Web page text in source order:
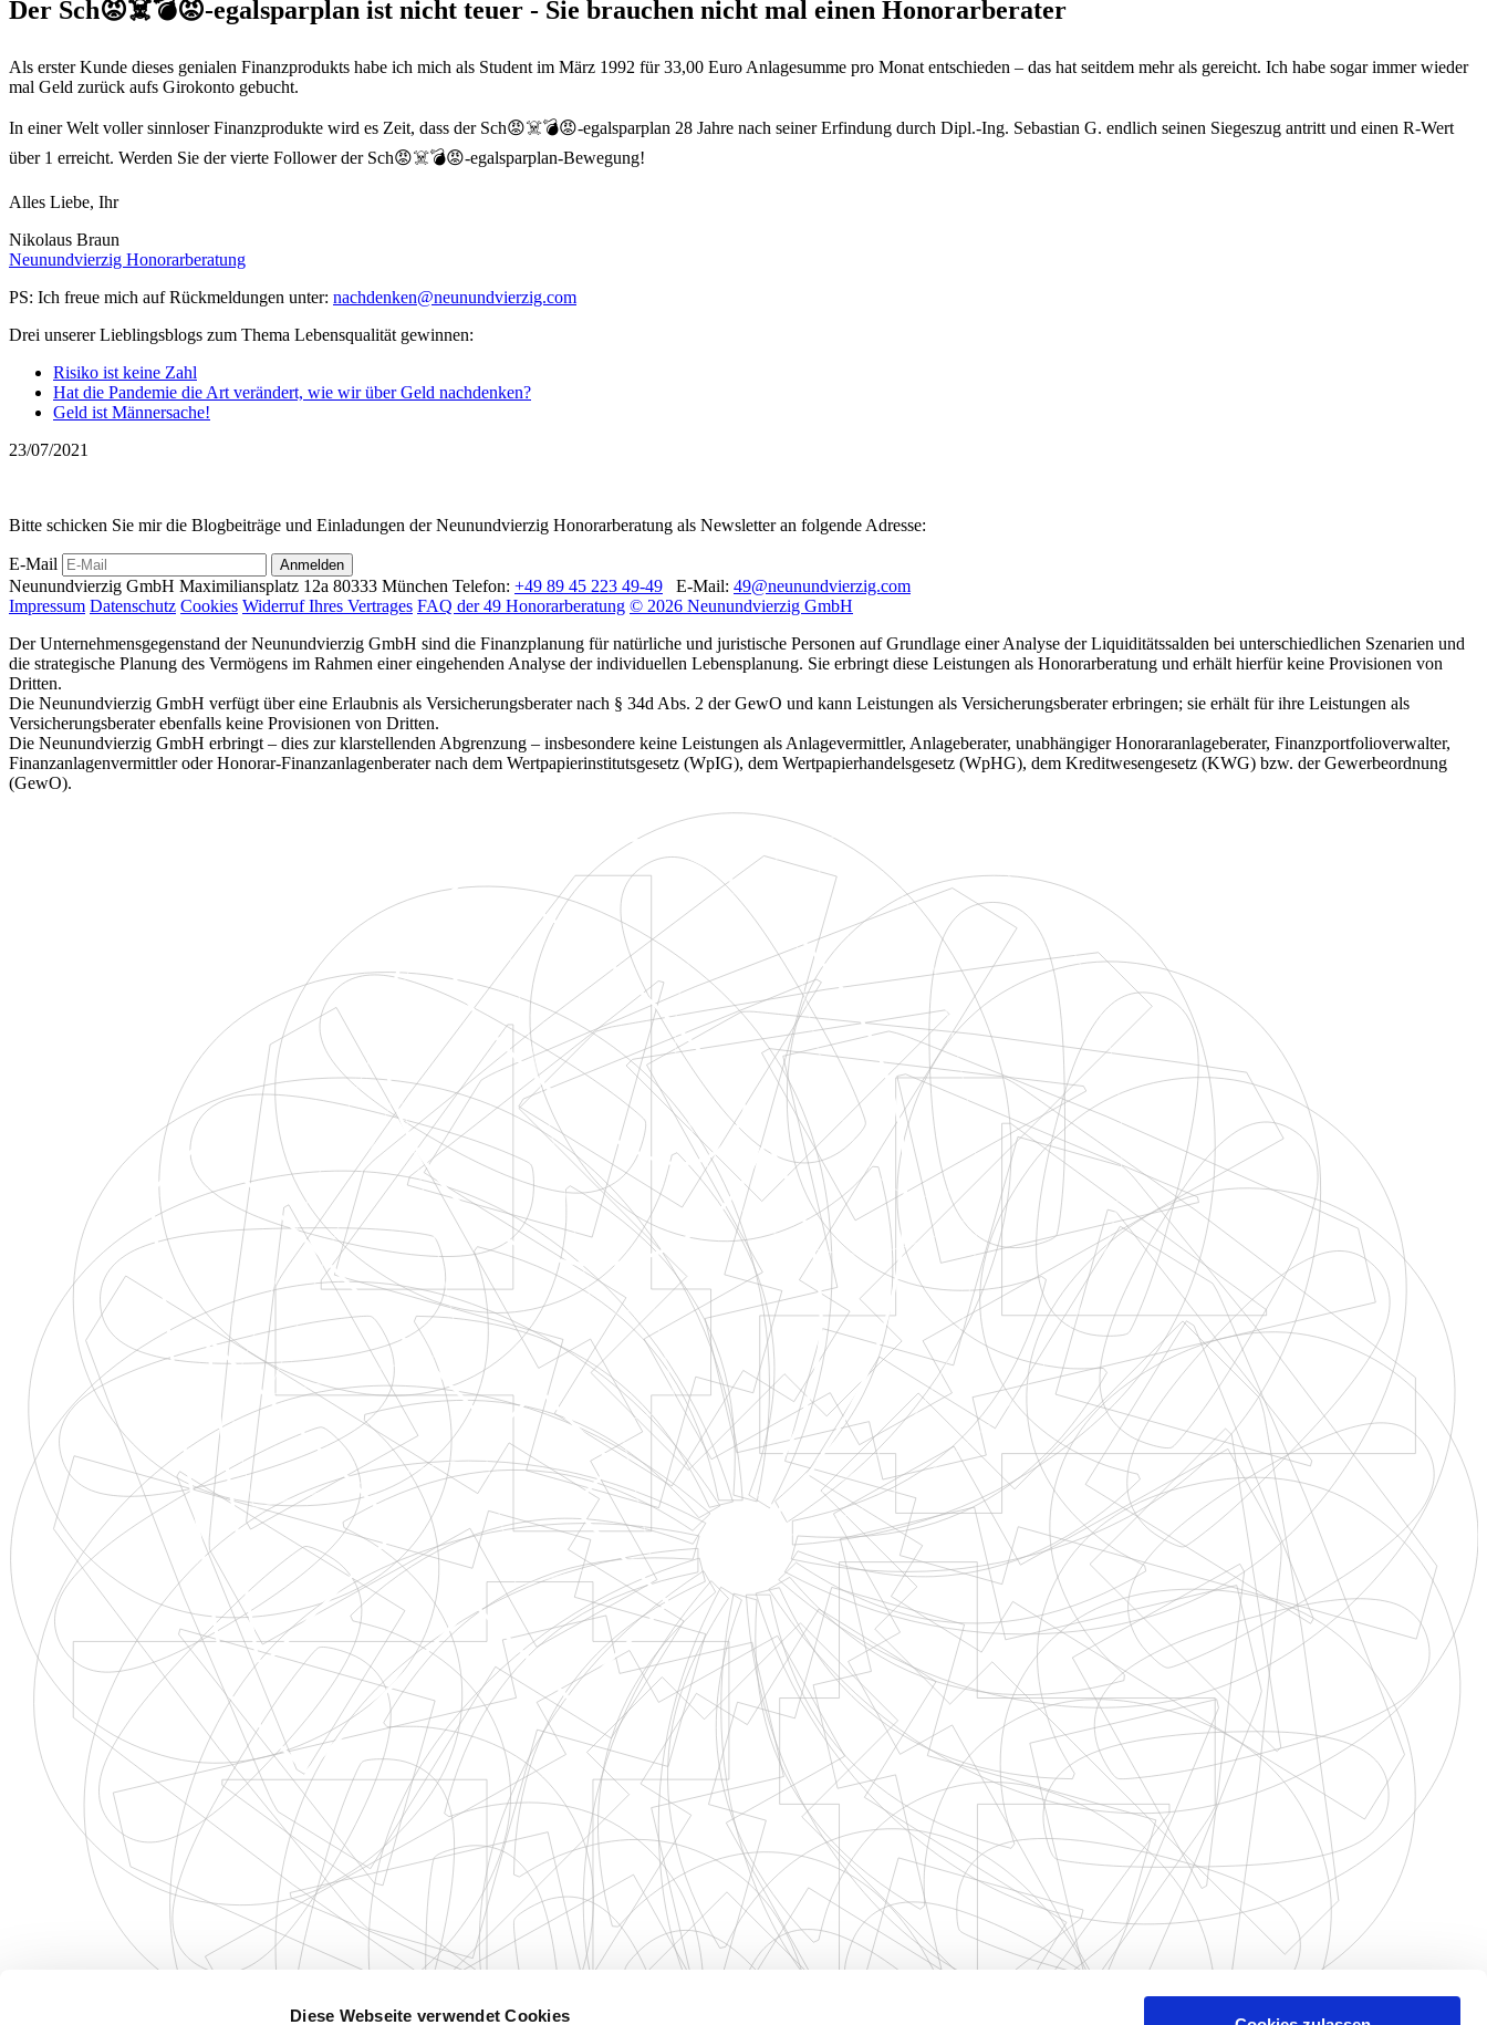
Diese Webseite verwendet Cookies
Der Sch😡☠️💣😡-egalsparplan ist nicht teuer - Sie brauchen nicht mal einen Honorarberater
Als erster Kunde dieses genialen Finanzprodukts habe ich mich als Student im März 1992 für 33,00 Euro Anlagesumme pro Monat entschieden ‒ das hat seitdem mehr als gereicht. Ich habe sogar immer wieder
mal Geld zurück aufs Girokonto gebucht.
In einer Welt voller sinnloser Finanzprodukte wird es Zeit, dass der Sch😡☠️💣😡-egalsparplan 28 Jahre nach seiner Erfindung durch Dipl.-Ing. Sebastian G. endlich seinen Siegeszug antritt und einen R-Wert
über 1 erreicht. Werden Sie der vierte Follower der Sch😡☠️💣😡-egalsparplan-Bewegung!
Alles Liebe, Ihr
Nikolaus Braun
Neunundvierzig Honorarberatung
PS: Ich freue mich auf Rückmeldungen unter: nachdenken@neunundvierzig.com
Drei unserer Lieblingsblogs zum Thema Lebensqualität gewinnen:
Risiko ist keine Zahl
Hat die Pandemie die Art verändert, wie wir über Geld nachdenken?
Geld ist Männersache!
23/07/2021
Bitte schicken Sie mir die Blogbeiträge und Einladungen der Neunundvierzig Honorarberatung als Newsletter an folgende Adresse:
E-Mail Anmelden
Neunundvierzig GmbH Maximiliansplatz 12a 80333 München Telefon: +49 89 45 223 49-49 E-Mail: 49@neunundvierzig.com
Impressum Datenschutz Cookies Widerruf Ihres Vertrages FAQ der 49 Honorarberatung © 2026 Neunundvierzig GmbH
Der Unternehmensgegenstand der Neunundvierzig GmbH sind die Finanzplanung für natürliche und juristische Personen auf Grundlage einer Analyse der Liquiditätssalden bei unterschiedlichen Szenarien und
die strategische Planung des Vermögens im Rahmen einer eingehenden Analyse der individuellen Lebensplanung. Sie erbringt diese Leistungen als Honorarberatung und erhält hierfür keine Provisionen von
Dritten.
Die Neunundvierzig GmbH verfügt über eine Erlaubnis als Versicherungsberater nach § 34d Abs. 2 der GewO und kann Leistungen als Versicherungsberater erbringen; sie erhält für ihre Leistungen als
Versicherungsberater ebenfalls keine Provisionen von Dritten.
Die Neunundvierzig GmbH erbringt – dies zur klarstellenden Abgrenzung – insbesondere keine Leistungen als Anlagevermittler, Anlageberater, unabhängiger Honoraranlageberater, Finanzportfolioverwalter,
Finanzanlagenvermittler oder Honorar-Finanzanlagenberater nach dem Wertpapierinstitutsgesetz (WpIG), dem Wertpapierhandelsgesetz (WpHG), dem Kreditwesengesetz (KWG) bzw. der Gewerbeordnung
(GewO).